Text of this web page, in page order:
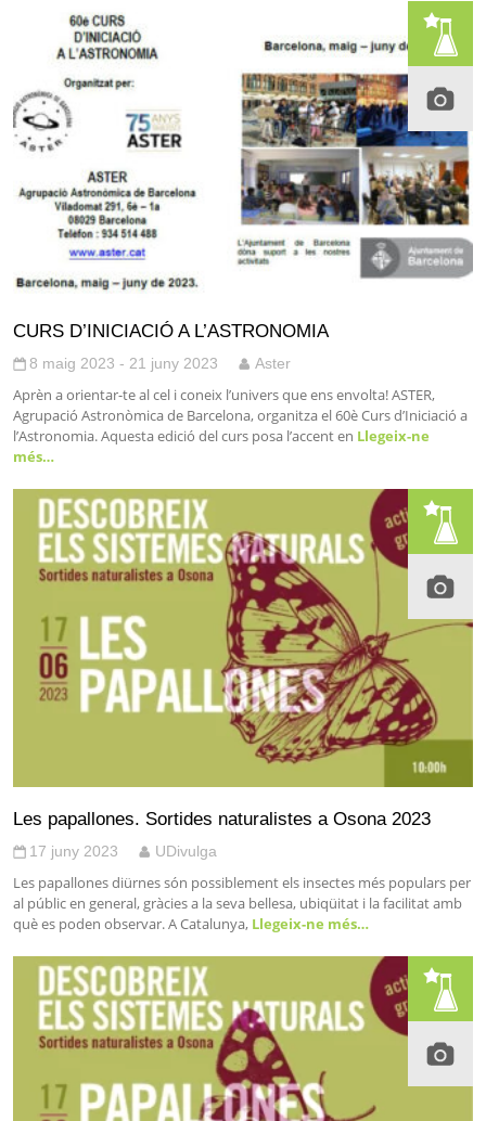
CURS D’INICIACIÓ A L’ASTRONOMIA
8 maig 2023 - 21 juny 2023 Aster
Aprèn a orientar-te al cel i coneix l’univers que ens envolta! ASTER,
Agrupació Astronòmica de Barcelona, organitza el 60è Curs d’Iniciació a
l’Astronomia. Aquesta edició del curs posa l’accent en Llegeix-ne
més…
Les papallones. Sortides naturalistes a Osona 2023
17 juny 2023 UDivulga
Les papallones diürnes són possiblement els insectes més populars per
al públic en general, gràcies a la seva bellesa, ubiqüitat i la facilitat amb
què es poden observar. A Catalunya, Llegeix-ne més…